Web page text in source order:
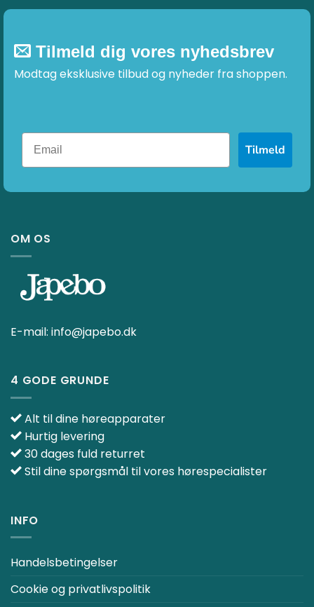
Tilmeld dig vores nyhedsbrev
Modtag eksklusive tilbud og nyheder fra shoppen.
Tilmeld
OM OS
E-mail: info@japebo.dk
4 GODE GRUNDE
Alt til dine høreapparater
Hurtig levering
30 dages fuld returret
Stil dine spørgsmål til vores hørespecialister
INFO
Handelsbetingelser
Cookie og privatlivspolitik